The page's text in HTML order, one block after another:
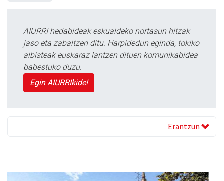
AIURRI hedabideak eskualdeko nortasun hitzak
jaso eta zabaltzen ditu. Harpidedun eginda, tokiko
albisteak euskaraz lantzen dituen komunikabidea
babestuko duzu.
Egin AIURRIkide!
Erantzun